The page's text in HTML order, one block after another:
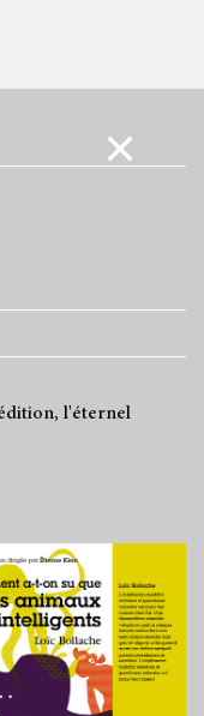
l'éternel